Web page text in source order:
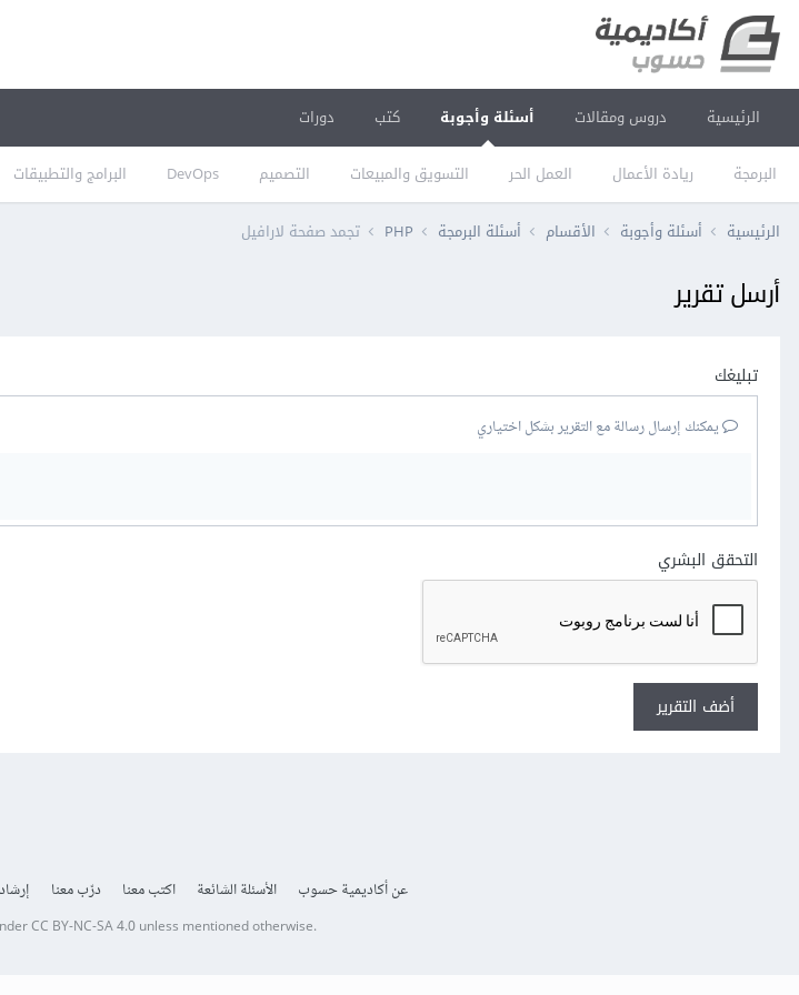
الرئيسية دروس ومقالات أسئلة وأجوبة
البرمجة ريادة الأعمال العمل الحر التسويق والمبيعات التصميم DevOps البرامج والتطبيقات
كتب دورات
الرئيسية أسئلة وأجوبة الأقسام أسئلة البرمجة PHP تجمد صفحة لارافيل
أرسل تقرير
تبليغك
يمكنك إرسال رسالة مع التقرير بشكل اختياري
التحقق البشري
أضف التقرير
عن أكاديمية حسوب الأسئلة الشائعة اكتب معنا درّب معنا
CC BY-NC-SA 4.0unless mentioned otherwise.